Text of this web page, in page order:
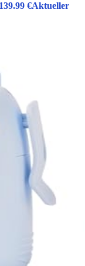
139.99 €Aktueller